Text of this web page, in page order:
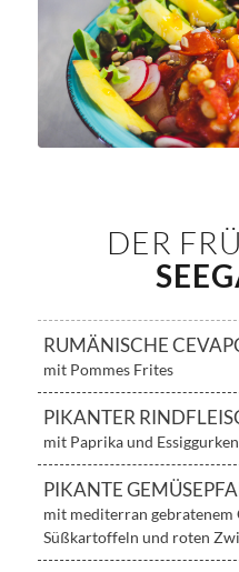
DER
RUMÄNISCHE
mit Pommes Frites
PIKANTER
mit Paprika und
PIKANTE
mit mediterran gebratenem
Süßkartoffeln und roten